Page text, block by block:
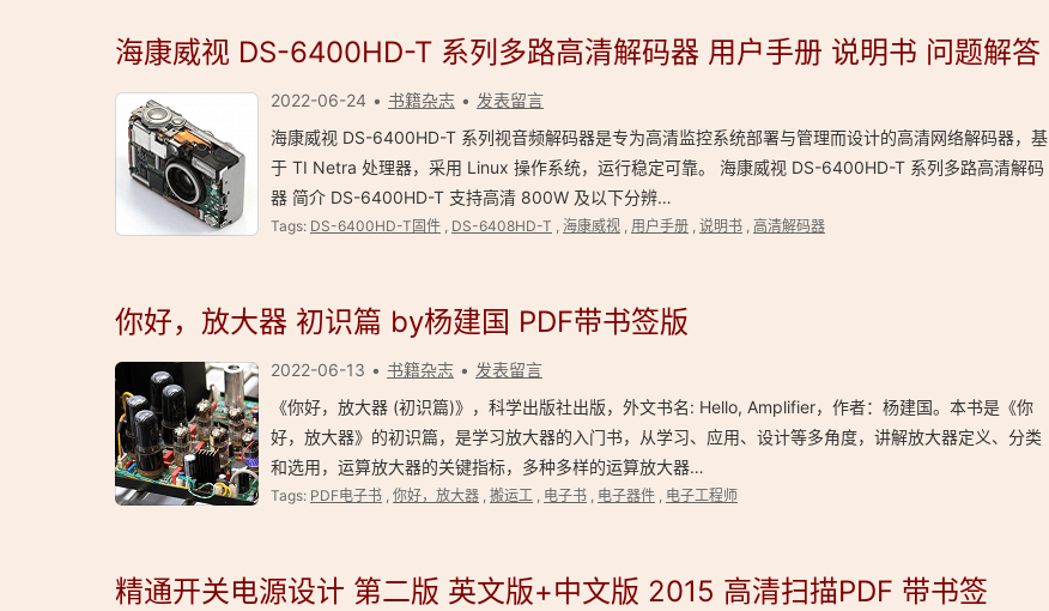
海康威视 DS-6400HD-T 系列多路高清解码器 用户手册 说明书 问题解答
2022-06-24 书籍杂志
发表留言
海康威视 DS-6400HD-T 系列视音频解码器是专为高清监控系统部署与管理而设计的高清网络解码器，基
于 TI Netra 处理器，采用 Linux 操作系统，运行稳定可靠。 海康威视 DS-6400HD-T 系列多路高清解码
器 简介 DS-6400HD-T 支持高清 800W 及以下分辨…
Tags: DS-6400HD-T固件 , DS-6408HD-T , 海康威视 , 用户手册 , 说明书 , 高清解码器
你好，放大器 初识篇 by杨建国 PDF带书签版
2022-06-13 书籍杂志
发表留言
《你好，放大器 (初识篇)》，科学出版社出版，外文书名: Hello, Amplifier，作者：杨建国。本书是《你
好，放大器》的初识篇，是学习放大器的入门书，从学习、应用、设计等多角度，讲解放大器定义、分类
和选用，运算放大器的关键指标，多种多样的运算放大器…
Tags: PDF电子书 , 你好，放大器 , 搬运工 , 电子书 , 电子器件 , 电子工程师
精通开关电源设计 第二版 英文版+中文版 2015 高清扫描PDF 带书签